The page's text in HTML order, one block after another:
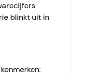
blinkt uit in